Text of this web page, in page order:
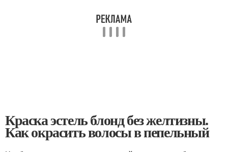
Краска эстель блонд без желтизны.
Как окрасить волосы в пепельный